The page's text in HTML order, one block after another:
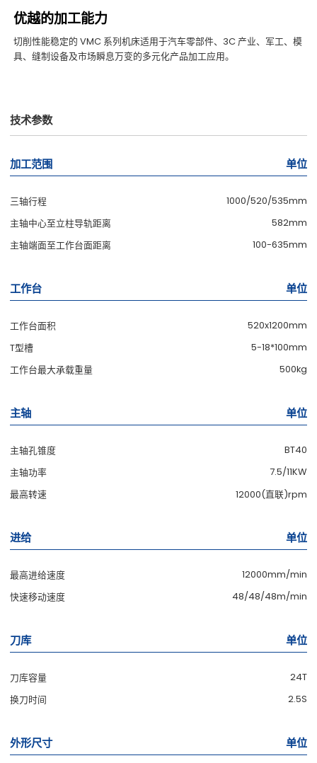
优越的加工能力
切削性能稳定的 VMC 系列机床适用于汽车零部件、3C 产业、军工、模
具、缝制设备及市场瞬息万变的多元化产品加工应用。
技术参数
加工范围 单位
三轴行程
1000/520/535mm
主轴中心至立柱导轨距离
582mm
主轴端面至工作台面距离
100-635mm
工作台 单位
工作台面积
520x1200mm
T型槽
5-18*100mm
工作台最大承载重量
500kg
主轴 单位
主轴孔锥度
BT40
主轴功率
7.5/11KW
最高转速
12000(直联)rpm
进给 单位
最高进给速度
12000mm/min
快速移动速度
48/48/48m/min
刀库 单位
刀库容量
24T
换刀时间
2.5S
外形尺寸 单位